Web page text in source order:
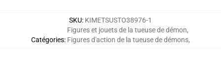
SKU: KIMETSUSTO38976-1
Catégories:
Figures et jouets de la tueuse de démon,
Figures d'action de la tueuse de démons,